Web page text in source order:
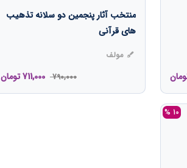
منتخب آثار پنجمین دو سلانه تذهیب
های قرآنی
مولف
790,000
711,000تومان
10 %